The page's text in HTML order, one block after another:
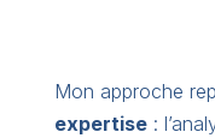
Mon approche
expertise: